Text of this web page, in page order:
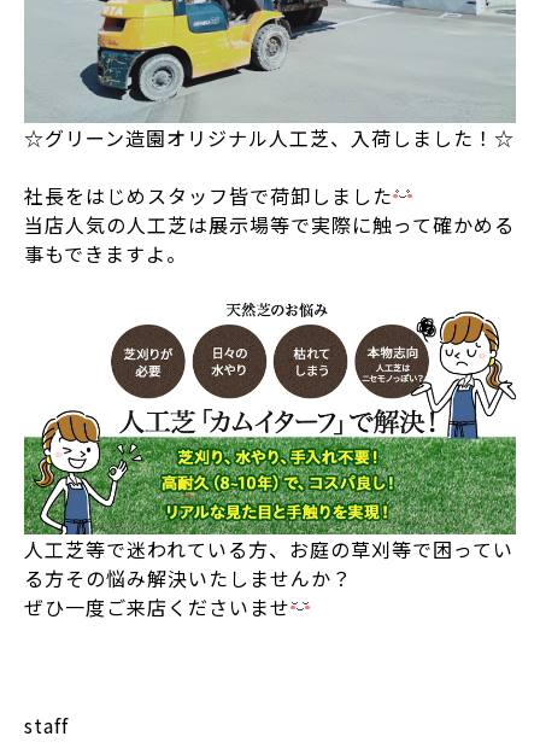
☆グリーン造園オリジナル人工芝、入荷しました！☆
社長をはじめスタッフ皆で荷卸しました
当店人気の人工芝は展示場等で実際に触って確かめる
事もできますよ。
人工芝等で迷われている方、お庭の草刈等で困ってい
る方その悩み解決いたしませんか？
ぜひ一度ご来店くださいませ
staff